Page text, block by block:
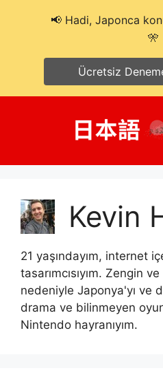
Kevin
21 yaşındayım, internet
tasarımcısıyım. Zengin
nedeniyle Japonya'yı ve
drama ve bilinmeyen
Nintendo hayranıyım.
📢 Hadi, Japonca
🎌
Ücretsiz